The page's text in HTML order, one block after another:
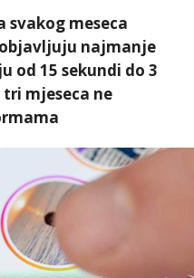
svakog meseca
najmanje
od 15 sekundi do 3
mjeseca ne